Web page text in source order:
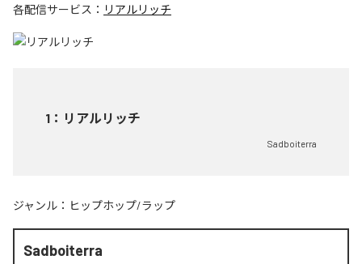
各配信サービス： リアルリッチ
1 ： リアルリッチ
Sadboiterra
ジャンル： ヒップホップ/ラップ
Sadboiterra